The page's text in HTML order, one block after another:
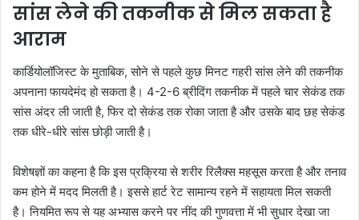
सांस लेने की तकनीक से मिल सकता है
आराम
कार्डियोलॉजिस्ट के मुताबिक, सोने से पहले कुछ मिनट गहरी सांस लेने की तकनीक
अपनाना फायदेमंद हो सकता है। 4-2-6 ब्रीदिंग तकनीक में पहले चार सेकंड तक
सांस अंदर ली जाती है, फिर दो सेकंड तक रोका जाता है और उसके बाद छह सेकंड
तक धीरे-धीरे सांस छोड़ी जाती है।
विशेषज्ञों का कहना है कि इस प्रक्रिया से शरीर रिलैक्स महसूस करता है और तनाव
कम होने में मदद मिलती है। इससे हार्ट रेट सामान्य रहने में सहायता मिल सकती
है। नियमित रूप से यह अभ्यास करने पर नींद की गुणवत्ता में भी सुधार देखा जा